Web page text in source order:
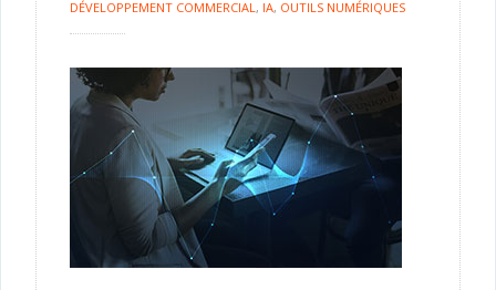
DÉVELOPPEMENT COMMERCIAL, IA, OUTILS NUMÉRIQUES